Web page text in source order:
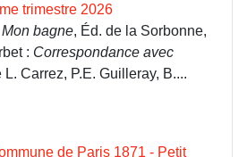
trimestre 2026
Mon bagne, Éd. de la Sorbonne,
: Correspondance avec
L. Carrez, P.E. Guilleray, B....
de Paris 1871 - Petit